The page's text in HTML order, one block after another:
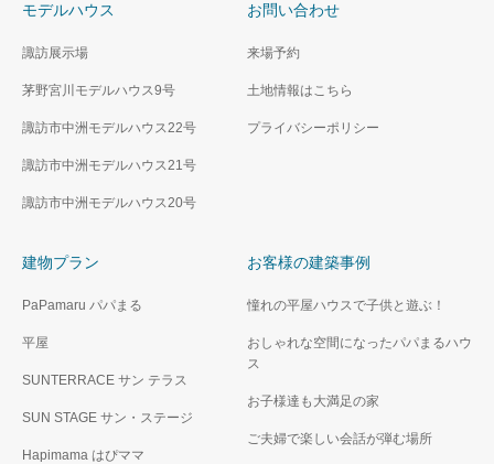
モデルハウス
諏訪展示場
茅野宮川モデルハウス9号
諏訪市中洲モデルハウス22号
諏訪市中洲モデルハウス21号
諏訪市中洲モデルハウス20号
お問い合わせ
来場予約
土地情報はこちら
プライバシーポリシー
建物プラン
PaPamaru パパまる
平屋
SUNTERRACE サン テラス
SUN STAGE サン・ステージ
Hapimama はぴママ
お客様の建築事例
憧れの平屋ハウスで子供と遊ぶ！
おしゃれな空間になったパパまるハウ
ス
お子様達も大満足の家
ご夫婦で楽しい会話が弾む場所